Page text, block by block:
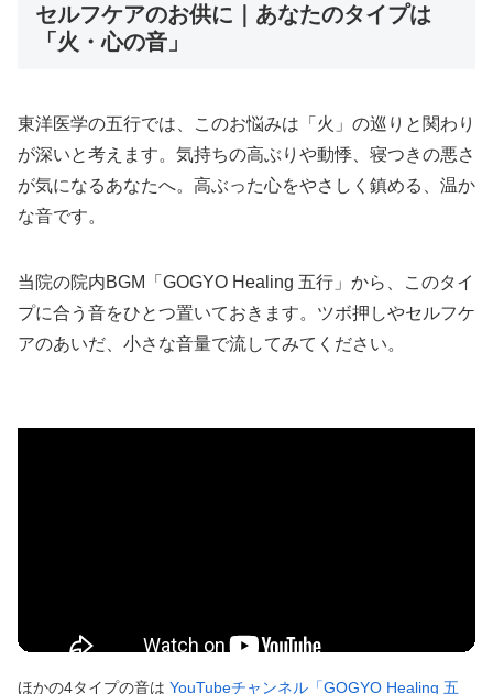
セルフケアのお供に｜あなたのタイプは
「火・心の音」
東洋医学の五行では、このお悩みは「火」の巡りと関わり
が深いと考えます。気持ちの高ぶりや動悸、寝つきの悪さ
が気になるあなたへ。高ぶった心をやさしく鎮める、温か
な音です。
当院の院内BGM「GOGYO Healing 五行」から、このタイ
プに合う音をひとつ置いておきます。ツボ押しやセルフケ
アのあいだ、小さな音量で流してみてください。
ほかの4タイプの音は YouTubeチャンネル「GOGYO Healing 五